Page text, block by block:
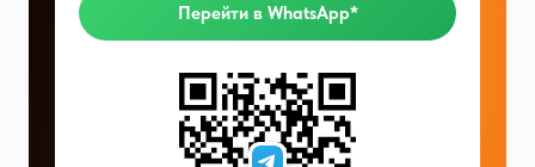
Перейти в WhatsApp*